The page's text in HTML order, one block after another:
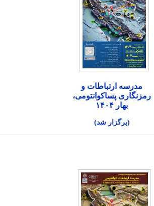
مدرسه ارتباطات و
رمزنگاری پساکوانتومی،
بهار ۱۴۰۴
(برگزار شد)